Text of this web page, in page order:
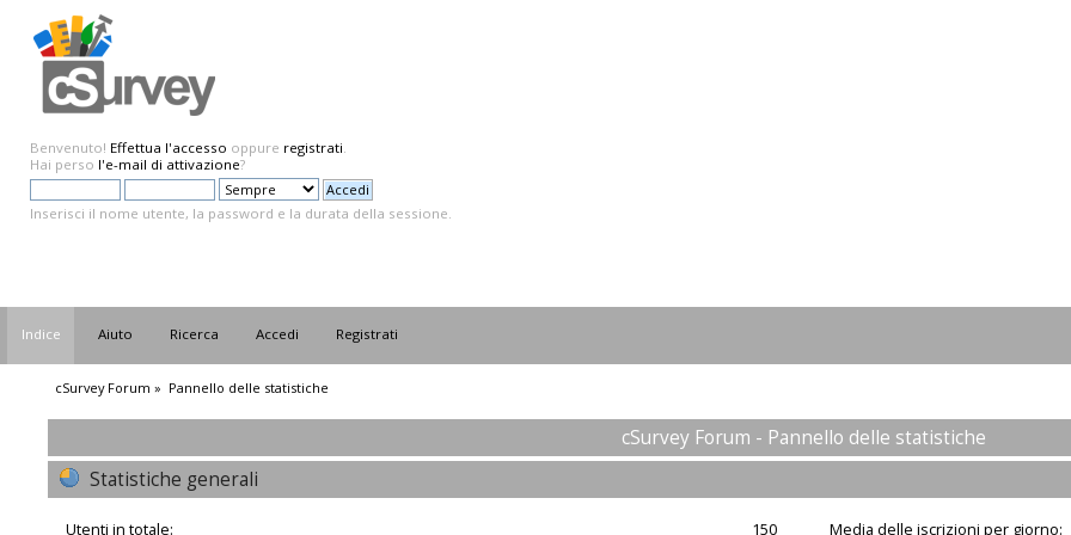
Benvenuto! Effettua l'accesso oppure registrati.
Hai perso l'e-mail di attivazione?
Inserisci il nome utente, la password e la durata della sessione.
Indice Aiuto Ricerca Accedi Registrati
cSurvey Forum » Pannello delle statistiche
cSurvey Forum - Pannello delle statistiche
Statistiche generali
Utenti in totale: 150 Media delle iscrizioni per giorno: